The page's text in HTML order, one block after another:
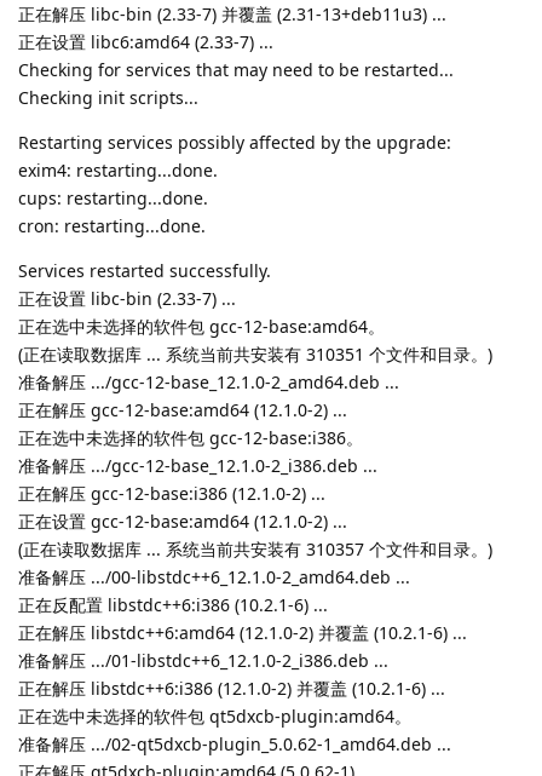
正在解压 libc-bin (2.33-7) 并覆盖 (2.31-13+deb11u3) ...
正在设置 libc6:amd64 (2.33-7) ...
Checking for services that may need to be restarted...
Checking init scripts...
Restarting services possibly affected by the upgrade:
exim4: restarting...done.
cups: restarting...done.
cron: restarting...done.
Services restarted successfully.
正在设置 libc-bin (2.33-7) ...
正在选中未选择的软件包 gcc-12-base:amd64。
(正在读取数据库 ... 系统当前共安装有 310351 个文件和目录。)
准备解压 .../gcc-12-base_12.1.0-2_amd64.deb ...
正在解压 gcc-12-base:amd64 (12.1.0-2) ...
正在选中未选择的软件包 gcc-12-base:i386。
准备解压 .../gcc-12-base_12.1.0-2_i386.deb ...
正在解压 gcc-12-base:i386 (12.1.0-2) ...
正在设置 gcc-12-base:amd64 (12.1.0-2) ...
(正在读取数据库 ... 系统当前共安装有 310357 个文件和目录。)
准备解压 .../00-libstdc++6_12.1.0-2_amd64.deb ...
正在反配置 libstdc++6:i386 (10.2.1-6) ...
正在解压 libstdc++6:amd64 (12.1.0-2) 并覆盖 (10.2.1-6) ...
准备解压 .../01-libstdc++6_12.1.0-2_i386.deb ...
正在解压 libstdc++6:i386 (12.1.0-2) 并覆盖 (10.2.1-6) ...
正在选中未选择的软件包 qt5dxcb-plugin:amd64。
准备解压 .../02-qt5dxcb-plugin_5.0.62-1_amd64.deb ...